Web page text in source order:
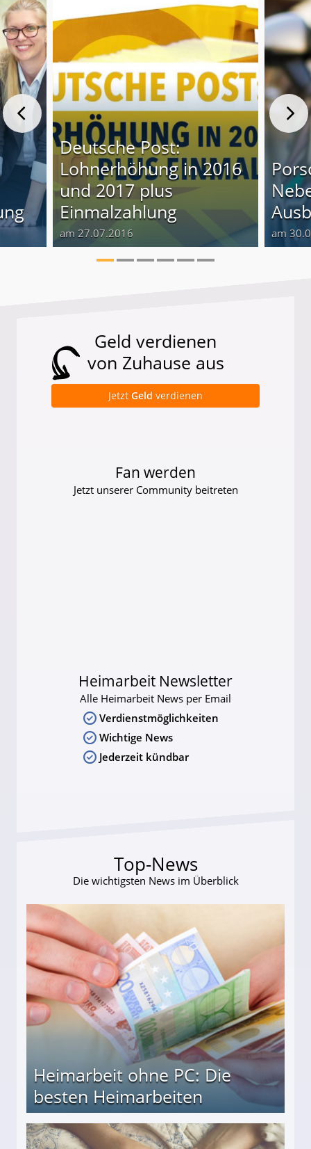
Deutsche Post:
Lohnerhöhung in 2016
und 2017 plus
Einmalzahlung
am 27.07.2016 am
Geld verdienen
von Zuhause aus
Jetzt Geld verdienen
Fan werden
Jetzt unserer Community beitreten
Heimarbeit Newsletter
Alle Heimarbeit News per Email
Verdienstmöglichkeiten
Wichtige News
Jederzeit kündbar
Top-News
Die wichtigsten News im Überblick
Heimarbeit ohne PC: Die
besten Heimarbeiten